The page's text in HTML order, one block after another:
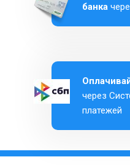
через
платежей
банка